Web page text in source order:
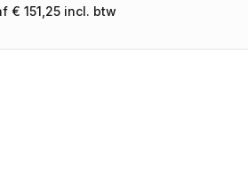
€ 151,25 incl. btw